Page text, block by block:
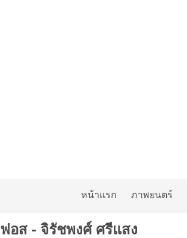
หน้าแรก ภาพยนตร์
ฟอส - จิรัชพงศ์ ศรีแสง